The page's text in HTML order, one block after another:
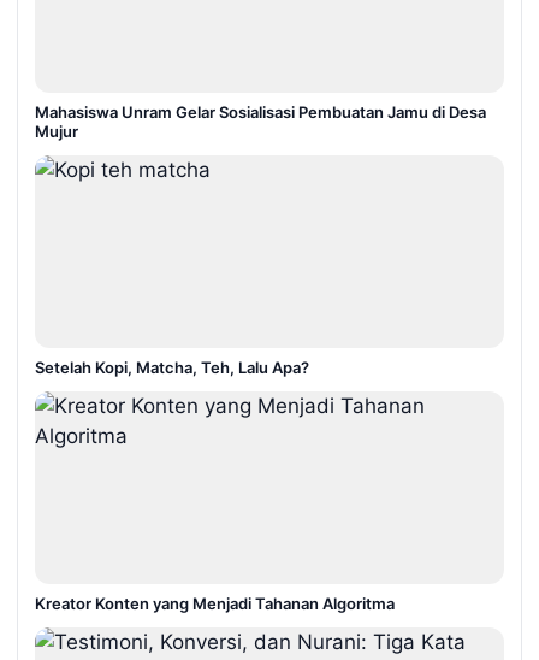
Mahasiswa Unram Gelar Sosialisasi Pembuatan Jamu di Desa
Mujur
Setelah Kopi, Matcha, Teh, Lalu Apa?
Kreator Konten yang Menjadi Tahanan Algoritma